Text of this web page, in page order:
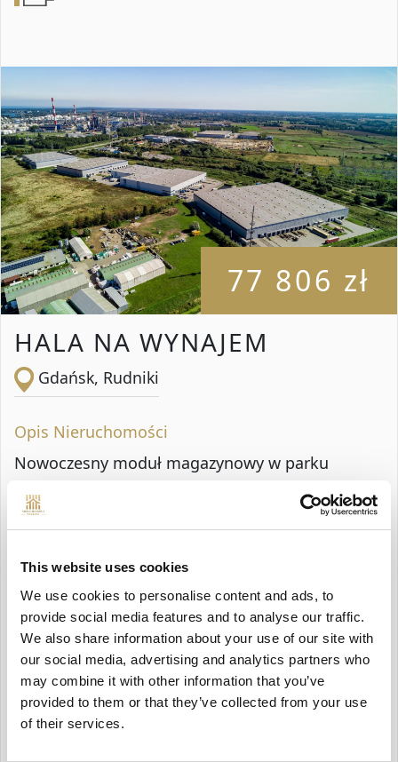
This website uses cookies
We use cookies to personalise content and ads, to
provide social media features and to analyse our traffic.
We also share information about your use of our site with
our social media, advertising and analytics partners who
may combine it with other information that you’ve
provided to them or that they’ve collected from your use
of their services.
77 806 zł
HALA NA WYNAJEM
Gdańsk, Rudniki
Opis Nieruchomości
Nowoczesny moduł magazynowy w parku
logistycznym klasy A, zlokalizowanym przy Trasie
Sucharskiego z dogodnym dostępem do Trasy
biurowa 504 mkw wysokość składowania 10 m
nośność posadzki 5T/mkw obciążenie
ogniowe do ...
Powierzchnia: 3 349 m2